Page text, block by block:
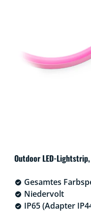
Outdoor LED-
Gesamtes
Niedervolt
IP65 (Adapter